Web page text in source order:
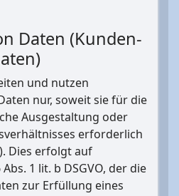
Daten (Kunden-
und nutzen
nur, soweit sie für die
Ausgestaltung oder
erforderlich
Dies erfolgt auf
1 lit. b DSGVO, der die
zur Erfüllung eines